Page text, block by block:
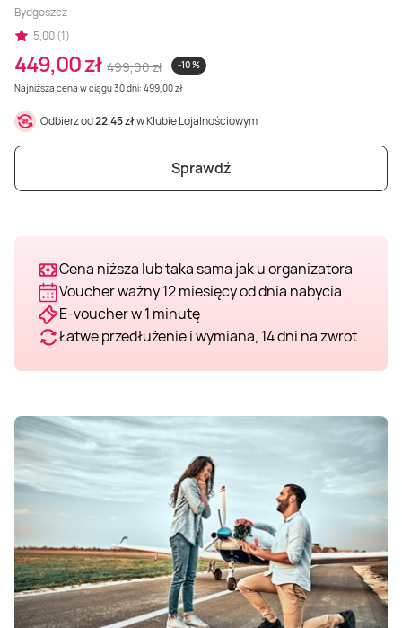
Bydgoszcz
5,00 (1)
449,00 zł 499,00 zł
-10 %
Najniższa cena w ciągu 30 dni: 499,00 zł
Odbierz od22,45 złw Klubie Lojalnościowym
Sprawdź
Cena niższa lub taka sama jak u organizatora
Voucher ważny 12 miesięcy od dnia nabycia
E-voucher w 1 minutę
Łatwe przedłużenie i wymiana, 14 dni na zwrot